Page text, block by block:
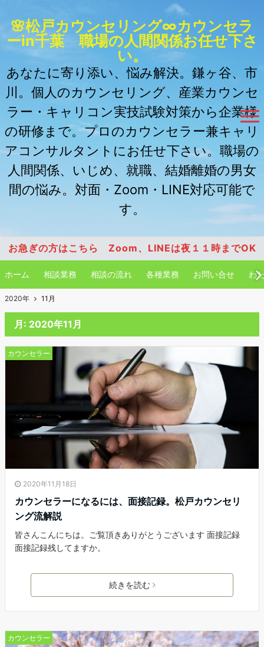
🌸松戸カウンセリング∞カウンセラ
ーin千葉 職場の人間関係お任せ下さ
い。
あなたに寄り添い、悩み解決。鎌ヶ谷、市
川。個人のカウンセリング、産業カウンセ
ラー・キャリコン実技試験対策から企業様
の研修まで。プロのカウンセラー兼キャリ
アコンサルタントにお任せ下さい。職場の
人間関係、いじめ、就職、結婚離婚の男女
間の悩み。対面・Zoom・LINE対応可能で
す。
お急ぎの方はこちら Zoom、LINEは夜１１時までOK
ホーム 相談業務 相談の流れ 各種業務 お問い合せ わ
2020年 11月
月: 2020年11月
カウンセラー
2020年11月18日
カウンセラーになるには、面接記録。松戸カウンセリ
ング流解説
皆さんこんにちは。ご覧頂きありがとうございます 面接記録
面接記録残してますか。
続きを読む
カウンセラー